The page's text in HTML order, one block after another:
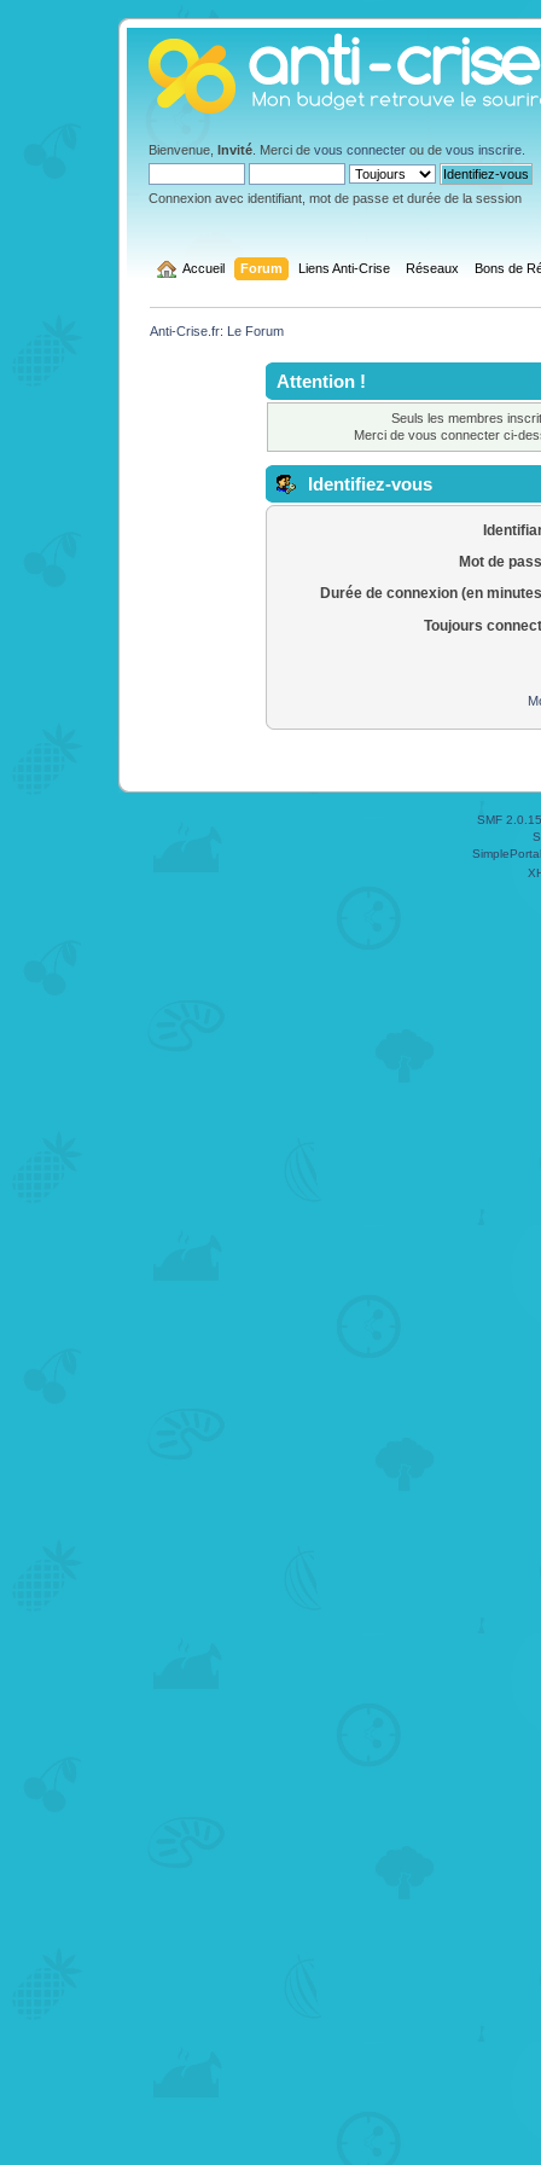
Bienvenue, Invité . Merci de vous connecter ou de vous inscrire
Connexion avec identifiant, mot de passe et durée de la session
Accueil Forum Liens Anti-Crise Réseaux Bons de
Anti-Crise.fr: Le Forum
Attention !
Seuls les membres
Merci de vous connecter ci-
Identifiez-vous
Mot de
Durée de connexion (en
Toujours
SMF 2.0.15